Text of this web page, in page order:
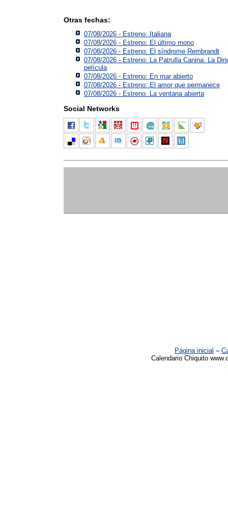
Otras fechas:
07/08/2026 - Estreno: Italiana
07/08/2026 - Estreno: El último mono
07/08/2026 - Estreno: El síndrome Rembrandt
07/08/2026 - Estreno: La Patrulla Canina: La
película
07/08/2026 - Estreno: En mar abierto
07/08/2026 - Estreno: El amor que permanece
07/08/2026 - Estreno: La ventana abierta
Social Networks
Página inicial –
Calendario Chiquito